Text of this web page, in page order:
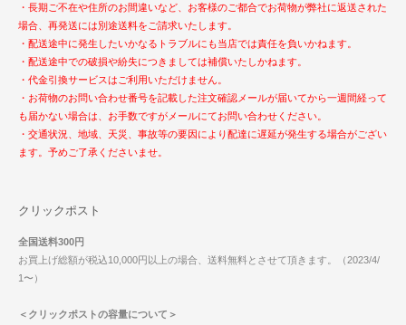
・長期ご不在や住所のお間違いなど、お客様のご都合でお荷物が弊社に返送された
場合、再発送には別途送料をご請求いたします。
・配送途中に発生したいかなるトラブルにも当店では責任を負いかねます。
・配送途中での破損や紛失につきましては補償いたしかねます。
・代金引換サービスはご利用いただけません。
・お荷物のお問い合わせ番号を記載した注文確認メールが届いてから一週間経って
も届かない場合は、お手数ですがメールにてお問い合わせください。
・交通状況、地域、天災、事故等の要因により配達に遅延が発生する場合がござい
ます。予めご了承くださいませ。
クリックポスト
全国送料300円
お買上げ総額が税込10,000円以上の場合、送料無料とさせて頂きます。（2023/4/
1〜）
＜クリックポストの容量について＞